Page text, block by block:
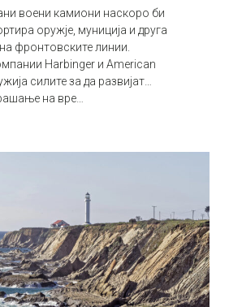
воени камиони наскоро би
оружје, муниција и друга
фронтовските линии.
Harbinger и American
силите за да развијат…
на вре…